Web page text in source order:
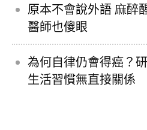
原本不會說外語 麻醉
醫師也傻眼
為何自律仍會得癌？
生活習慣無直接關係